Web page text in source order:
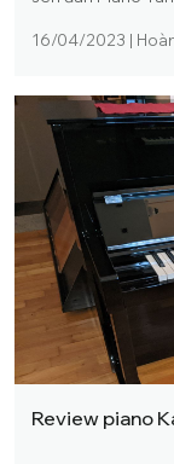
16/04/2023 |
Review piano